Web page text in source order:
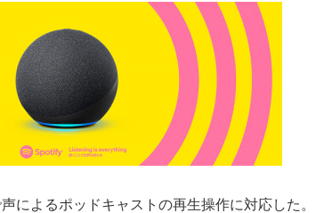
によるポッドキャストの再生操作に対応した。